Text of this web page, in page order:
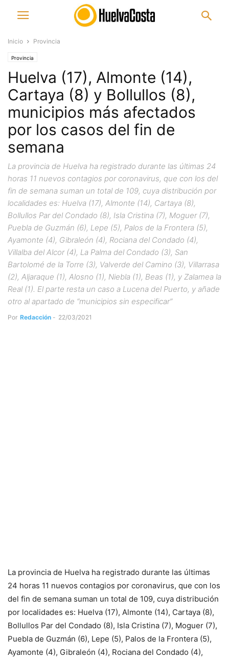
Inicio Provincia
Provincia
Huelva (17), Almonte (14),
Cartaya (8) y Bollullos (8),
municipios más afectados
por los casos del fin de
semana
La provincia de Huelva ha registrado durante las últimas 24
horas 11 nuevos contagios por coronavirus, que con los del
fin de semana suman un total de 109, cuya distribución por
localidades es: Huelva (17), Almonte (14), Cartaya (8),
Bollullos Par del Condado (8), Isla Cristina (7), Moguer (7),
Puebla de Guzmán (6), Lepe (5), Palos de la Frontera (5),
Ayamonte (4), Gibraleón (4), Rociana del Condado (4),
Villalba del Alcor (4), La Palma del Condado (3), San
Bartolomé de la Torre (3), Valverde del Camino (3), Villarrasa
(2), Aljaraque (1), Alosno (1), Niebla (1), Beas (1), y Zalamea la
Real (1). El parte resta un caso a Lucena del Puerto, y añade
otro al apartado de “municipios sin especificar”
Por Redacción - 22/03/2021
La provincia de Huelva ha registrado durante las últimas
24 horas 11 nuevos contagios por coronavirus, que con los
del fin de semana suman un total de 109, cuya distribución
por localidades es: Huelva (17), Almonte (14), Cartaya (8),
Bollullos Par del Condado (8), Isla Cristina (7), Moguer (7),
Puebla de Guzmán (6), Lepe (5), Palos de la Frontera (5),
Ayamonte (4), Gibraleón (4), Rociana del Condado (4),